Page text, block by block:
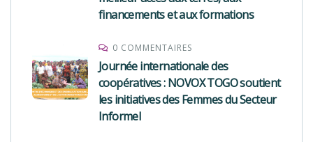
financements et aux formations
0 COMMENTAIRES
Journée internationale des
coopératives : NOVOX TOGO soutient
les initiatives des Femmes du Secteur
Informel